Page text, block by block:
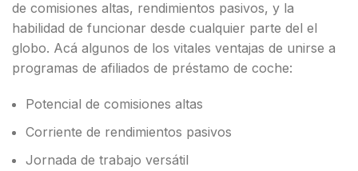
de comisiones altas, rendimientos pasivos, y la
habilidad de funcionar desde cualquier parte del el
globo. Acá algunos de los vitales ventajas de unirse a
programas de afiliados de préstamo de coche:
Potencial de comisiones altas
Corriente de rendimientos pasivos
Jornada de trabajo versátil